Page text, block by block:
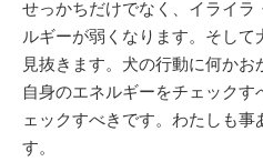
せっかちだけでなく、イライラ
ルギーが弱くなります。そし
見抜きます。犬の行動に何か
自身のエネルギーをチェック
ェックすべきです。わたしも事
す。